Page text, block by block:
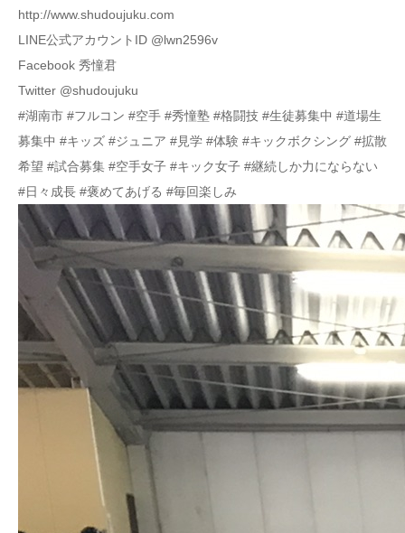
http://www.shudoujuku.com
LINE公式アカウントID @lwn2596v
Facebook 秀憧君
Twitter @shudoujuku
#湖南市 #フルコン #空手 #秀憧塾 #格闘技 #生徒募集中 #道場生
募集中 #キッズ #ジュニア #見学 #体験 #キックボクシング #拡散
希望 #試合募集 #空手女子 #キック女子 #継続しか力にならない
#日々成長 #褒めてあげる #毎回楽しみ